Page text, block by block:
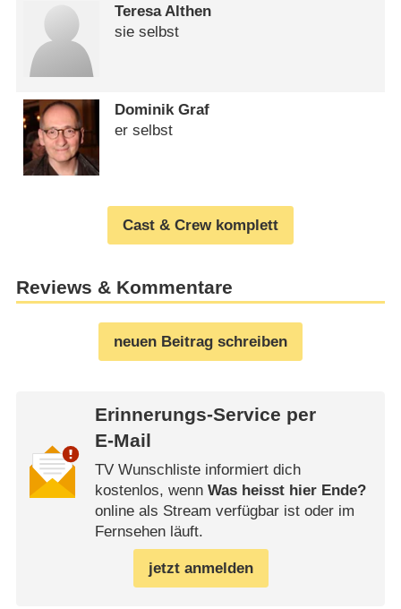
Teresa Althen
sie selbst
Dominik Graf
er selbst
Cast & Crew komplett
Reviews & Kommentare
neuen Beitrag schreiben
Erinnerungs-Service per
E-Mail
TV Wunschliste informiert dich
kostenlos, wenn Was heisst hier Ende?
online als Stream verfügbar ist oder im
Fernsehen läuft.
jetzt anmelden